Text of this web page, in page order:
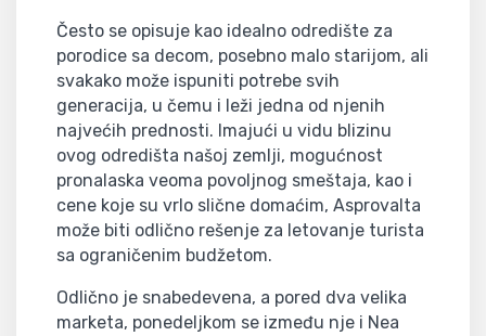
Često se opisuje kao idealno odredište za
porodice sa decom, posebno malo starijom, ali
svakako može ispuniti potrebe svih
generacija, u čemu i leži jedna od njenih
najvećih prednosti. Imajući u vidu blizinu
ovog odredišta našoj zemlji, mogućnost
pronalaska veoma povoljnog smeštaja, kao i
cene koje su vrlo slične domaćim, Asprovalta
može biti odlično rešenje za letovanje turista
sa ograničenim budžetom.
Odlično je snabedevena, a pored dva velika
marketa, ponedeljkom se između nje i Nea